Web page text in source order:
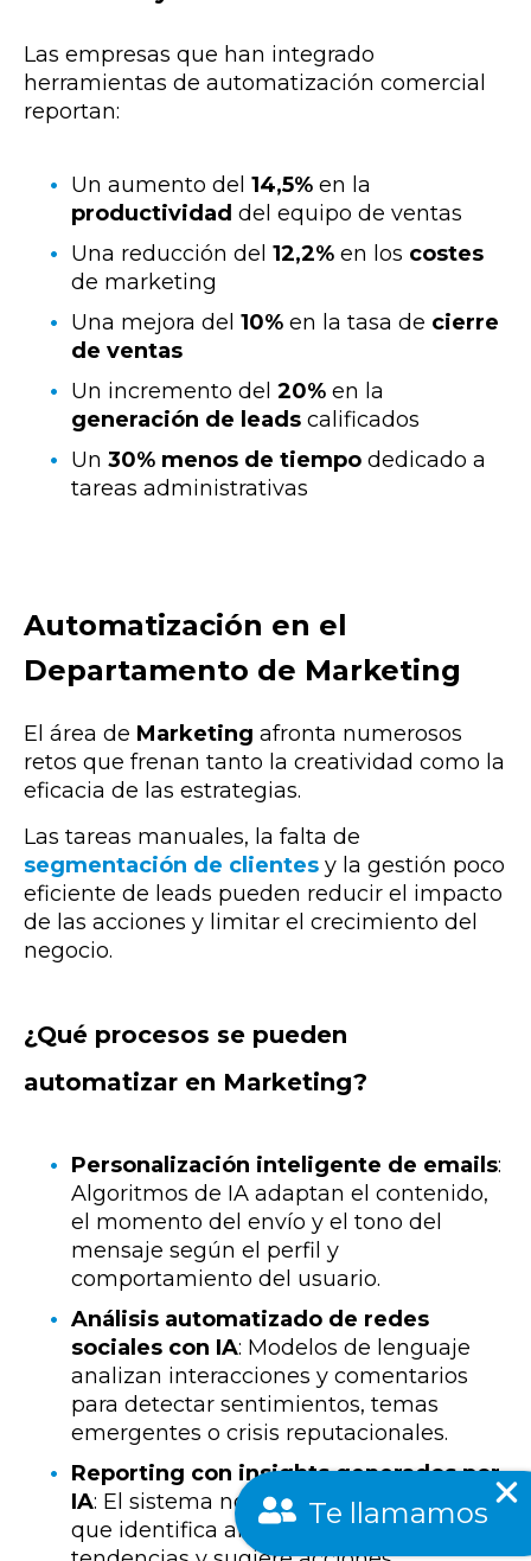
Las empresas que han integrado
herramientas de automatización comercial
reportan:
Un aumento del 14,5% en la
productividad del equipo de ventas
Una reducción del 12,2% en los costes
de marketing
Una mejora del 10% en la tasa de cierre
de ventas
Un incremento del 20% en la
generación de leads calificados
Un 30% menos de tiempo dedicado a
tareas administrativas
Automatización en el
Departamento de Marketing
El área de Marketing afronta numerosos
retos que frenan tanto la creatividad como la
eficacia de las estrategias.
Las tareas manuales, la falta de
segmentación de clientes y la gestión poco
eficiente de leads pueden reducir el impacto
de las acciones y limitar el crecimiento del
negocio.
¿Qué procesos se pueden
automatizar en Marketing?
Personalización inteligente de emails:
Algoritmos de IA adaptan el contenido,
el momento del envío y el tono del
mensaje según el perfil y
comportamiento del usuario.
Análisis automatizado de redes
sociales con IA: Modelos de lenguaje
analizan interacciones y comentarios
para detectar sentimientos, temas
emergentes o crisis reputacionales.
Reporting con insights generados por
IA: El sistema no solo crea informes, sino
que identifica anomalías, predice
Te llamamos